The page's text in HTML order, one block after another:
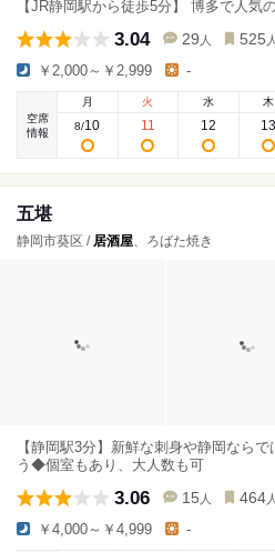
【JR静岡駅から徒歩5分】 博多で人気
3.04 29 人 525 人
￥2,000～￥2,999 -
空席
情報
月
8/10
火
11
水
12
木
13
五堪
静岡市葵区 / 居酒屋、ろばた焼き
【静岡駅3分】新鮮な刺身や静岡なら
う◆個室もあり、大人数も可
3.06 15 人 464 人
￥4,000～￥4,999 -